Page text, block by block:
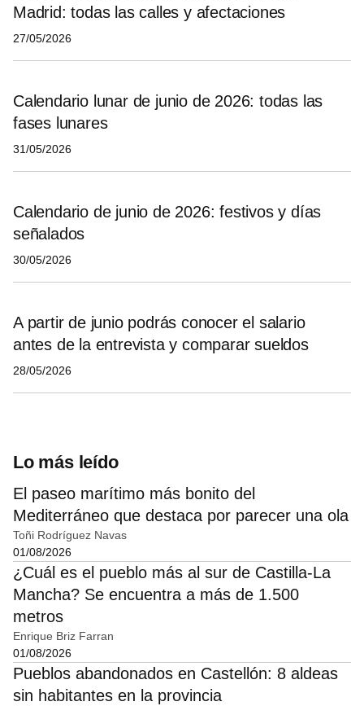
Madrid: todas las calles y afectaciones
27/05/2026
Calendario lunar de junio de 2026: todas las
fases lunares
31/05/2026
Calendario de junio de 2026: festivos y días
señalados
30/05/2026
A partir de junio podrás conocer el salario
antes de la entrevista y comparar sueldos
28/05/2026
Lo más leído
El paseo marítimo más bonito del
Mediterráneo que destaca por parecer una ola
Toñi Rodríguez Navas
01/08/2026
¿Cuál es el pueblo más al sur de Castilla-La
Mancha? Se encuentra a más de 1.500
metros
Enrique Briz Farran
01/08/2026
Pueblos abandonados en Castellón: 8 aldeas
sin habitantes en la provincia